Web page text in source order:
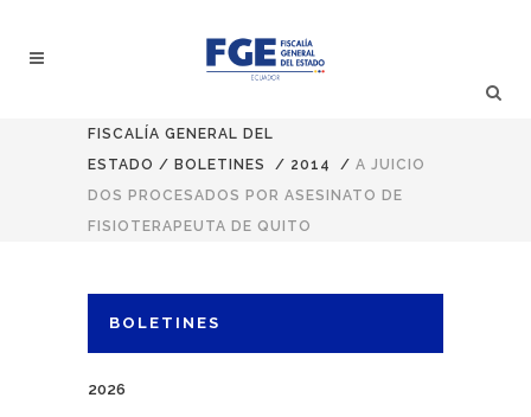
FISCALÍA GENERAL DEL
ESTADO / BOLETINES / 2014 / A JUICIO
DOS PROCESADOS POR ASESINATO DE
FISIOTERAPEUTA DE QUITO
BOLETINES
2026